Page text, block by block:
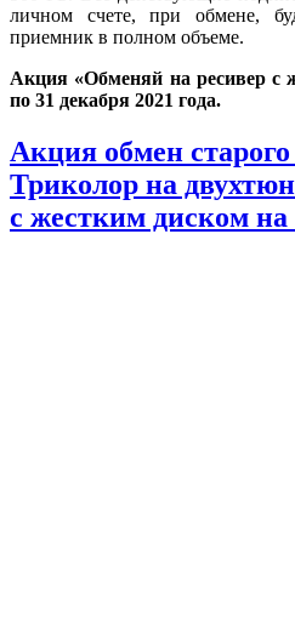
личном счете, при обмене,
приемник в полном объеме.
Акция «Обменяй на ресивер с
по 31 декабря 2021 года.
Акция обмен
Триколор на
с жестким диском на